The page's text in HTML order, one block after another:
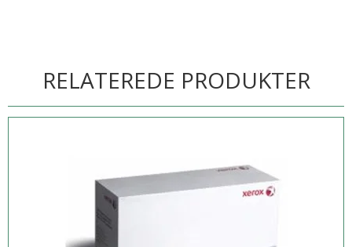
RELATEREDE PRODUKTER